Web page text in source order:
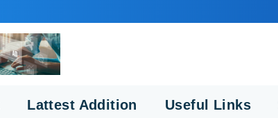
Lattest Addition Useful Links